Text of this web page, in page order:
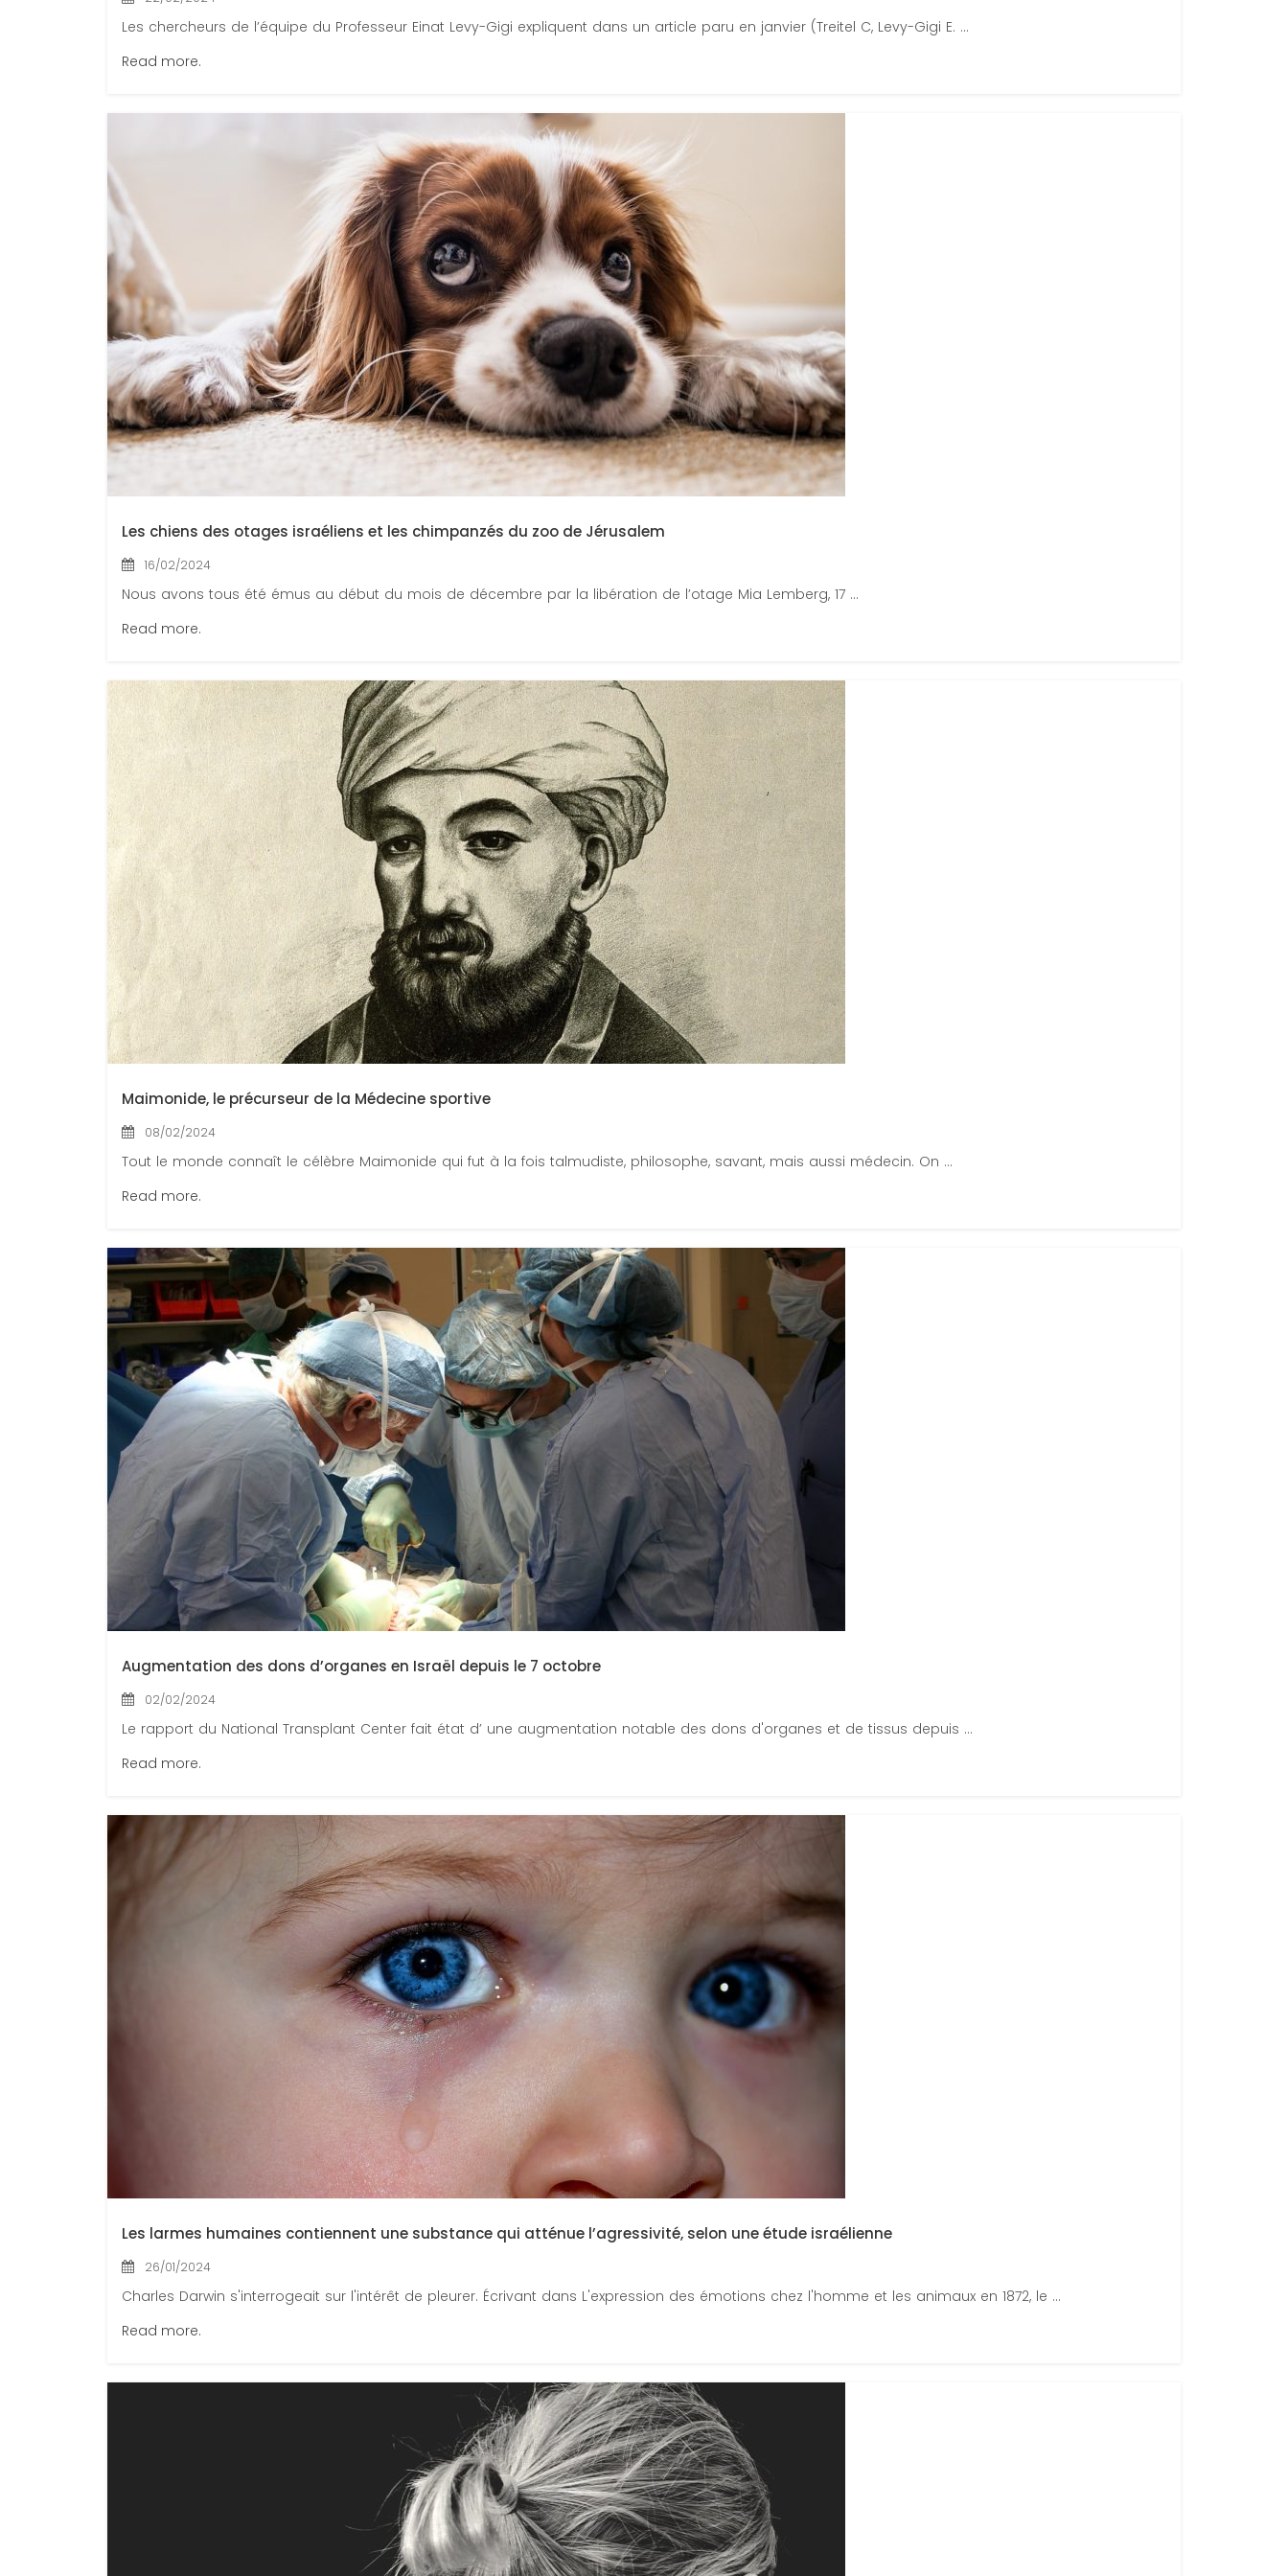
Les chercheurs de l’équipe du Professeur Einat Levy-Gigi expliquent dans un article paru en janvier (Treitel C, Levy-Gigi E. ...
Read more.
Les chiens des otages israéliens et les chimpanzés du zoo de Jérusalem
16/02/2024
Nous avons tous été émus au début du mois de décembre par la libération de l’otage Mia Lemberg, 17 ...
Read more.
Maimonide, le précurseur de la Médecine sportive
08/02/2024
Tout le monde connaît le célèbre Maimonide qui fut à la fois talmudiste, philosophe, savant, mais aussi médecin. On ...
Read more.
Augmentation des dons d’organes en Israël depuis le 7 octobre
02/02/2024
Le rapport du National Transplant Center fait état d’ une augmentation notable des dons d'organes et de tissus depuis ...
Read more.
Les larmes humaines contiennent une substance qui atténue l’agressivité, selon une étude israélienne
26/01/2024
Charles Darwin s'interrogeait sur l'intérêt de pleurer. Écrivant dans L'expression des émotions chez l'homme et les animaux en 1872, le ...
Read more.